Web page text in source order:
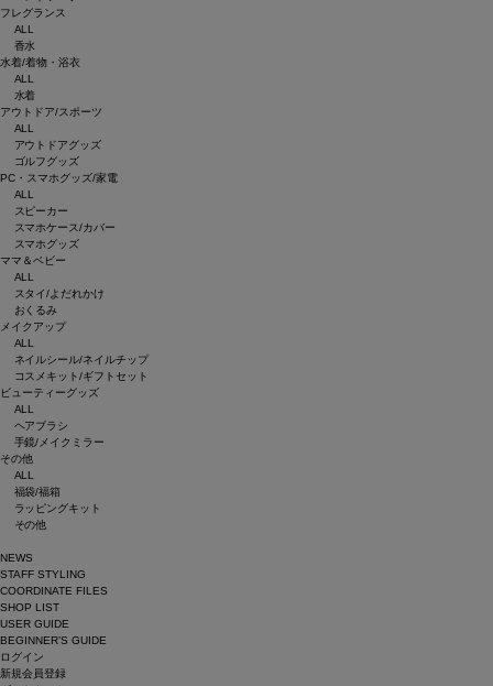
フレグランス
ALL
香水
水着/着物・浴衣
ALL
水着
アウトドア/スポーツ
ALL
アウトドアグッズ
ゴルフグッズ
PC・スマホグッズ/家電
ALL
スピーカー
スマホケース/カバー
スマホグッズ
ママ＆ベビー
ALL
スタイ/よだれかけ
おくるみ
メイクアップ
ALL
ネイルシール/ネイルチップ
コスメキット/ギフトセット
ビューティーグッズ
ALL
ヘアブラシ
手鏡/メイクミラー
その他
ALL
福袋/福箱
ラッピングキット
その他
NEWS
STAFF STYLING
COORDINATE FILES
SHOP LIST
USER GUIDE
BEGINNER’S GUIDE
ログイン
新規会員登録